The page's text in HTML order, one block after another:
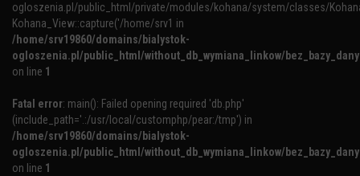
ogloszenia.pl/public_html/private/modules/kohana/system/classes/
Kohana_View::capture('/home/srv1 in
/home/srv19860/domains/bialystok-
ogloszenia.pl/public_html/without_db_wymiana_linkow/
on line 1
Fatal error: main(): Failed opening required 'db.php'
(include_path='.:/usr/local/customphp/pear:/tmp') in
/home/srv19860/domains/bialystok-
ogloszenia.pl/public_html/without_db_wymiana_linkow/
on line 1